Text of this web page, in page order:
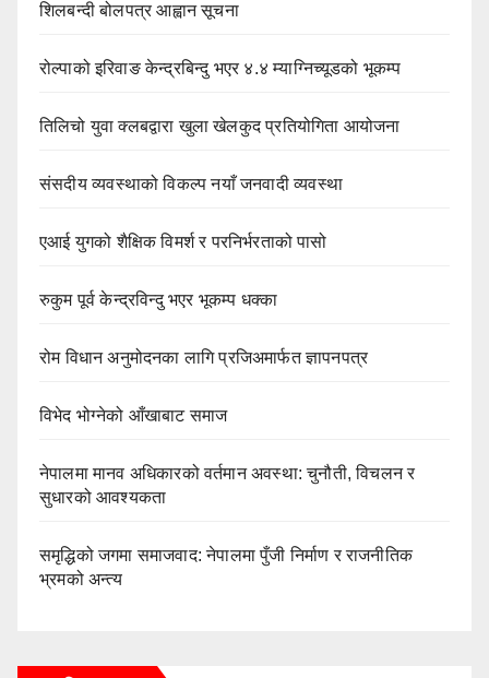
शिलबन्दी बोलपत्र आह्वान सूचना
रोल्पाको इरिवाङ केन्द्रबिन्दु भएर ४.४ म्याग्निच्यूडको भूकम्प
तिलिचो युवा क्लबद्वारा खुला खेलकुद प्रतियोगिता आयोजना
संसदीय व्यवस्थाको विकल्प नयाँ जनवादी व्यवस्था
एआई युगको शैक्षिक विमर्श र परनिर्भरताको पासो
रुकुम पूर्व केन्द्रविन्दु भएर भूकम्प धक्का
रोम विधान अनुमोदनका लागि प्रजिअमार्फत ज्ञापनपत्र
विभेद भोग्नेको आँखाबाट समाज
नेपालमा मानव अधिकारको वर्तमान अवस्था: चुनौती, विचलन र
सुधारको आवश्यकता
समृद्धिको जगमा समाजवाद: नेपालमा पुँजी निर्माण र राजनीतिक
भ्रमको अन्त्य